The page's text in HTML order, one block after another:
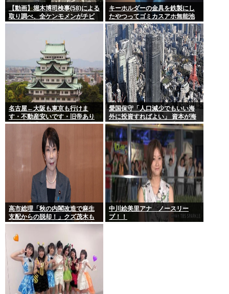
【動画】堀木博司検事(58)による
取り調べ、全ケンモメンがチビ
るくらい怖いと話題に
キーホルダーの金具を鉄製にし
たやつってゴミカスアホ無能池
沼？
名古屋←大阪も東京も行けま
す・不動産安いです・旧帝あり
ます・空港あります 不人気な理
愛国保守「人口減少でもいい海
外に投資すればよい」 資本が海
外流出し賃金もGDPも上がらず
海外が成長
高市総理「秋の内閣改造で麻生
支配からの脱却！」クズ茂木も
壺ホークもクビの一方で壺萩生
田が復権へ
中川絵美里アナ ノースリー
ブ！！